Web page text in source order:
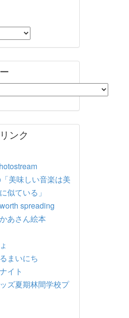
ンク
美味しい音楽は美
似ている」
spreading
あさん絵本
まいにち
イト
ズ夏期林間学校プ